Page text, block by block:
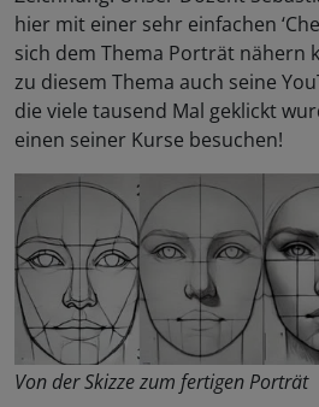
hier mit einer sehr einfachen
sich dem Thema Porträt nähern
zu diesem Thema auch seine
die viele tausend Mal geklickt
einen seiner Kurse besuchen!
Von der Skizze zum fertigen Porträt